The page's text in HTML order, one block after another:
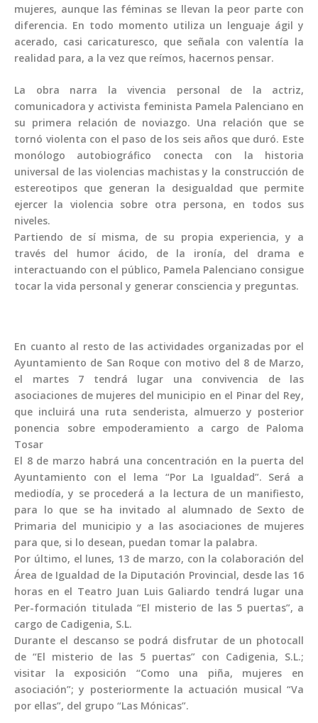
mujeres, aunque las féminas se llevan la peor parte con
diferencia. En todo momento utiliza un lenguaje ágil y
acerado, casi caricaturesco, que señala con valentía la
realidad para, a la vez que reímos, hacernos pensar.
La obra narra la vivencia personal de la actriz,
comunicadora y activista feminista Pamela Palenciano en
su primera relación de noviazgo. Una relación que se
tornó violenta con el paso de los seis años que duró. Este
monólogo autobiográfico conecta con la historia
universal de las violencias machistas y la construcción de
estereotipos que generan la desigualdad que permite
ejercer la violencia sobre otra persona, en todos sus
niveles.
Partiendo de sí misma, de su propia experiencia, y a
través del humor ácido, de la ironía, del drama e
interactuando con el público, Pamela Palenciano consigue
tocar la vida personal y generar consciencia y preguntas.
En cuanto al resto de las actividades organizadas por el
Ayuntamiento de San Roque con motivo del 8 de Marzo,
el martes 7 tendrá lugar una convivencia de las
asociaciones de mujeres del municipio en el Pinar del Rey,
que incluirá una ruta senderista, almuerzo y posterior
ponencia sobre empoderamiento a cargo de Paloma
Tosar
El 8 de marzo habrá una concentración en la puerta del
Ayuntamiento con el lema “Por La Igualdad”. Será a
mediodía, y se procederá a la lectura de un manifiesto,
para lo que se ha invitado al alumnado de Sexto de
Primaria del municipio y a las asociaciones de mujeres
para que, si lo desean, puedan tomar la palabra.
Por último, el lunes, 13 de marzo, con la colaboración del
Área de Igualdad de la Diputación Provincial, desde las 16
horas en el Teatro Juan Luis Galiardo tendrá lugar una
Per-formación titulada “El misterio de las 5 puertas”, a
cargo de Cadigenia, S.L.
Durante el descanso se podrá disfrutar de un photocall
de “El misterio de las 5 puertas” con Cadigenia, S.L.;
visitar la exposición “Como una piña, mujeres en
asociación”; y posteriormente la actuación musical “Va
por ellas”, del grupo “Las Mónicas”.